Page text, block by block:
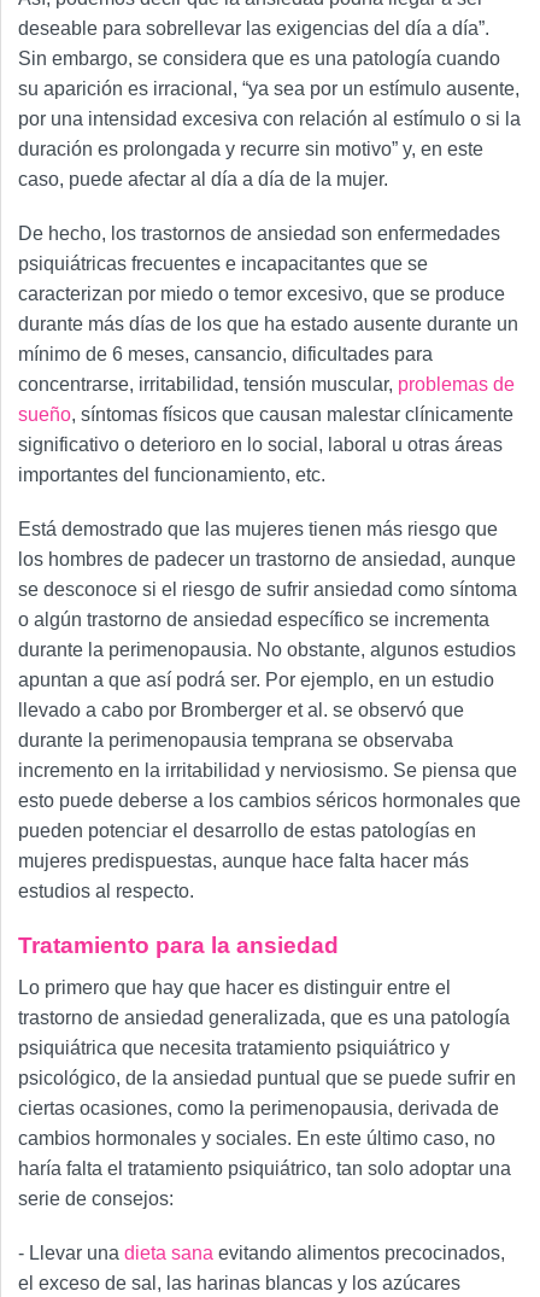
deseable para sobrellevar las exigencias del día a día”.
Sin embargo, se considera que es una patología cuando
su aparición es irracional, “ya sea por un estímulo ausente,
por una intensidad excesiva con relación al estímulo o si la
duración es prolongada y recurre sin motivo” y, en este
caso, puede afectar al día a día de la mujer.
De hecho, los trastornos de ansiedad son enfermedades
psiquiátricas frecuentes e incapacitantes que se
caracterizan por miedo o temor excesivo, que se produce
durante más días de los que ha estado ausente durante un
mínimo de 6 meses, cansancio, dificultades para
concentrarse, irritabilidad, tensión muscular, problemas de
sueño, síntomas físicos que causan malestar clínicamente
significativo o deterioro en lo social, laboral u otras áreas
importantes del funcionamiento, etc.
Está demostrado que las mujeres tienen más riesgo que
los hombres de padecer un trastorno de ansiedad, aunque
se desconoce si el riesgo de sufrir ansiedad como síntoma
o algún trastorno de ansiedad específico se incrementa
durante la perimenopausia. No obstante, algunos estudios
apuntan a que así podrá ser. Por ejemplo, en un estudio
llevado a cabo por Bromberger et al. se observó que
durante la perimenopausia temprana se observaba
incremento en la irritabilidad y nerviosismo. Se piensa que
esto puede deberse a los cambios séricos hormonales que
pueden potenciar el desarrollo de estas patologías en
mujeres predispuestas, aunque hace falta hacer más
estudios al respecto.
Tratamiento para la ansiedad
Lo primero que hay que hacer es distinguir entre el
trastorno de ansiedad generalizada, que es una patología
psiquiátrica que necesita tratamiento psiquiátrico y
psicológico, de la ansiedad puntual que se puede sufrir en
ciertas ocasiones, como la perimenopausia, derivada de
cambios hormonales y sociales. En este último caso, no
haría falta el tratamiento psiquiátrico, tan solo adoptar una
serie de consejos:
- Llevar una dieta sana evitando alimentos precocinados,
el exceso de sal, las harinas blancas y los azúcares